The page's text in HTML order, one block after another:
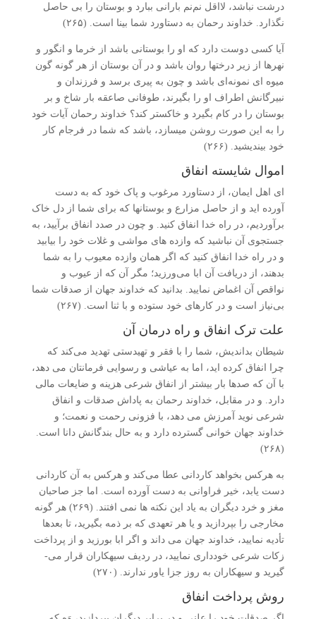
درشت نباشد، لااقل نم‌نم بارانی ببارد و بوستان را بی ­حاصل
نگذارد. خداوند رحمان به دستاورد شما بینا است. (۲۶۵)
آیا کسی دوست دارد که او را بوستانی باشد از خرما و انگور و
نهرها از زیر درخت­ها روان باشد و در آن بوستان از هر گونه­ گون
میوه­ ای نمونه‌ای باشد و چون به پیری برسد و فرزندان و
نبیرگانش اطراف او را بگیرند، طوفانی صاعقه ­بار شاخ و بر
بوستان را در کام بگیرد و خاکستر کند؟ خداوند رحمان آیات خود
را به این صورت روشن می­سازد، باشد که شما در فرجام کار
خود بیندیشید. (۲۶۶)
اموال شایسته انفاق
ای اهل ایمان، از دستاورد مرغوب و پاک خود که به دست
آورده­ اید و از حاصل مزارع و بوستان­ها که برای شما از دل خاک
برآوردیم، در راه خدا انفاق کنید. و چون در صدد انفاق برآیید، به
جستجوی آن نباشید که وازده ­های مواشی و غلات خود را بیابید
و در راه خدا انفاق کنید که اگر همان وازده معیوب را به شما
بدهند، از دریافت آن ابا می‌ورزید؛ مگر آن که از عیوب و
نواقص آن اغماض نمایید. بدانید که خداوند جهان از صدقات شما
بی‌نیاز است و در کارهای خود ستوده و با ثنا است. (۲۶۷)
علت ترک انفاق و راه درمان آن
شیطان بداندیش، شما را با فقر و تهیدستی تهدید می‌کند که
چرا انفاق کرده ­اید، اما به عیاشی و رسوایی فرمانتان می­ دهد،
با آن که صدها بار بیشتر از انفاق شرعی هزینه و ضایعات مالی
دارد. و در مقابل، خداوند رحمان به پاداش صدقات و انفاق
شرعی نوید آمرزش می ­دهد، با فزونی رحمت و نعمت؛ و
خداوند جهان خوانی گسترده دارد و به حال بندگانش دانا است.
(۲۶۸)
به هرکس بخواهد کاردانی عطا می‌کند و هرکس به آن کاردانی
دست یابد، خیر فراوانی به دست آورده است. اما جز صاحبان
مغز و خرد دیگران به یاد این نکته ­ها نمی­ افتند. (۲۶۹) هر گونه
مخارجی را بپردازید و یا هر تعهدی که بر ذمه بگیرید، تا بعدها
تأدیه نمایید، خداوند جهان می­ داند و اگر ابا بورزید و از پرداخت
زکات شرعی خودداری نمایید، در ردیف سیه­کاران قرار می­
گیرید و سیه­کاران به روز جزا یاور ندارند. (۲۷۰)
روش پرداخت انفاق